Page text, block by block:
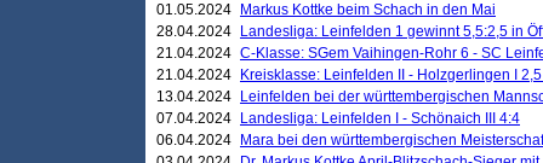
01.05.2024
Markus Kottke beim Schach in den Mai
28.04.2024
Landesliga: Leinfelden 1 gewinnt 5,5:2,5 in
21.04.2024 C-Klasse: SGem Vaihingen-Rohr 6 - SC
21.04.2024
Kreisklasse: Leinfelden II - Holzgerlingen I
13.04.2024
Leinfelden bei der württembergischen
07.04.2024
Landesliga: Leinfelden I - Schönaich III 4:4
06.04.2024
Mara bei den württembergischen